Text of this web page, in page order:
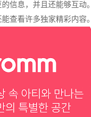
信息，并且还能够互动。
查看许多独家精彩内容。